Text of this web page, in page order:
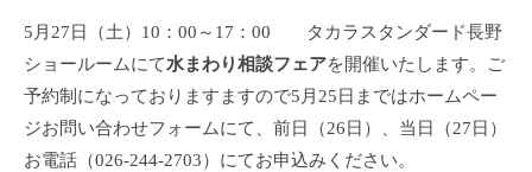
5月27日（土）10：00～17：00 タカラスタンダード長野
ショールームにて水まわり相談フェアを開催いたします。ご
予約制になっておりますますので5月25日まではホームペー
ジお問い合わせフォームにて、前日（26日）、当日（27日）
お電話（026-244-2703）にてお申込みください。